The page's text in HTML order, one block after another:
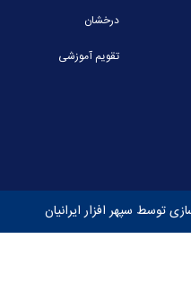
درخشان
تقویم آموزشی
توسط سپهر افزار ایرانیان